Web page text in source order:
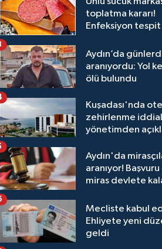
toplatma kararı!
Enfeksiyon
Aydın’da
aranıyordu: Yol
ölü bulundu
Kuşadası'nda
zehirlenme
yönetimden
Aydın'da
aranıyor!
miras devlete
Mecliste kabul
Ehliyete yeni
geldi